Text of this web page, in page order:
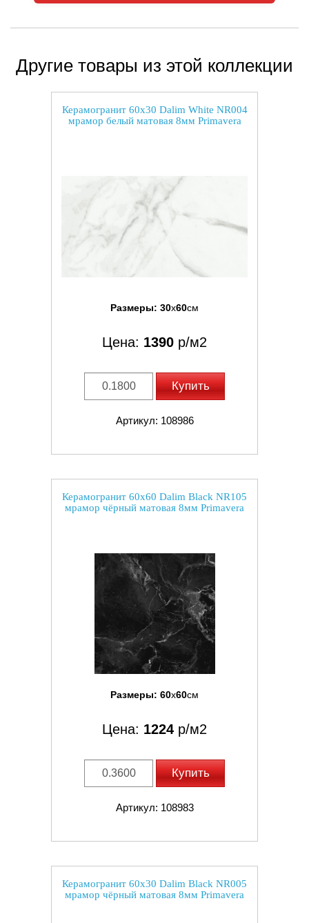
Другие товары из этой коллекции
Керамогранит 60x30 Dalim White NR004
мрамор белый матовая 8мм Primavera
Размеры: 30x60см
Цена: 1390 р/м2
Купить
Артикул: 108986
Керамогранит 60x60 Dalim Black NR105
мрамор чёрный матовая 8мм Primavera
Размеры: 60x60см
Цена: 1224 р/м2
Купить
Артикул: 108983
Керамогранит 60x30 Dalim Black NR005
мрамор чёрный матовая 8мм Primavera